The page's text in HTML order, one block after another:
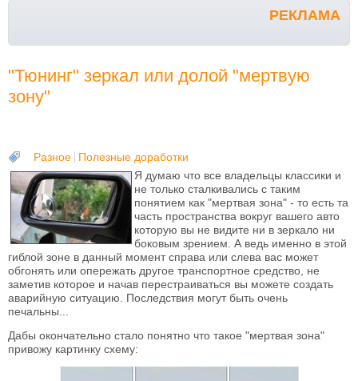
РЕКЛАМА
"Тюнинг" зеркал или долой "мертвую
зону"
Разное
Полезные доработки
Я думаю что все владельцы классики и
не только сталкивались с таким
понятием как "мертвая зона" - то есть та
часть пространства вокруг вашего авто
которую вы не видите ни в зеркало ни
боковым зрением. А ведь именно в этой
гиблой зоне в данный момент справа или слева вас может
обгонять или опережать другое транспортное средство, не
заметив которое и начав перестраиваться вы можете создать
аварийную ситуацию. Последствия могут быть очень
печальны...
Дабы окончательно стало понятно что такое "мертвая зона"
привожу картинку схему: